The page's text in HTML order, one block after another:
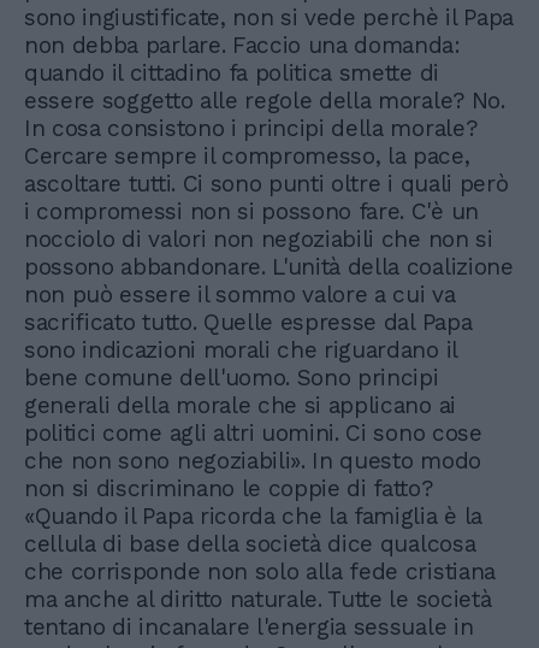
sono ingiustificate, non si vede perchè il Papa
non debba parlare. Faccio una domanda:
quando il cittadino fa politica smette di
essere soggetto alle regole della morale? No.
In cosa consistono i principi della morale?
Cercare sempre il compromesso, la pace,
ascoltare tutti. Ci sono punti oltre i quali però
i compromessi non si possono fare. C'è un
nocciolo di valori non negoziabili che non si
possono abbandonare. L'unità della coalizione
non può essere il sommo valore a cui va
sacrificato tutto. Quelle espresse dal Papa
sono indicazioni morali che riguardano il
bene comune dell'uomo. Sono principi
generali della morale che si applicano ai
politici come agli altri uomini. Ci sono cose
che non sono negoziabili». In questo modo
non si discriminano le coppie di fatto?
«Quando il Papa ricorda che la famiglia è la
cellula di base della società dice qualcosa
che corrisponde non solo alla fede cristiana
ma anche al diritto naturale. Tutte le società
tentano di incanalare l'energia sessuale in